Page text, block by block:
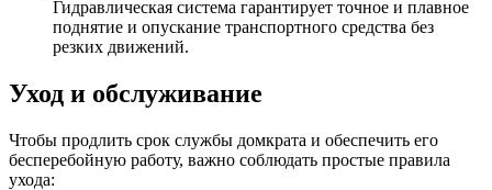
Гидравлическая система гарантирует точное и плавное
поднятие и опускание транспортного средства без
резких движений.
Уход и обслуживание
Чтобы продлить срок службы домкрата и обеспечить его
бесперебойную работу, важно соблюдать простые правила
ухода: